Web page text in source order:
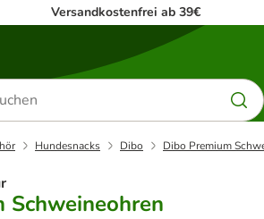
Versandkostenfrei ab 39€
Hundesnacks Dibo Dibo Premium
Schweineohren